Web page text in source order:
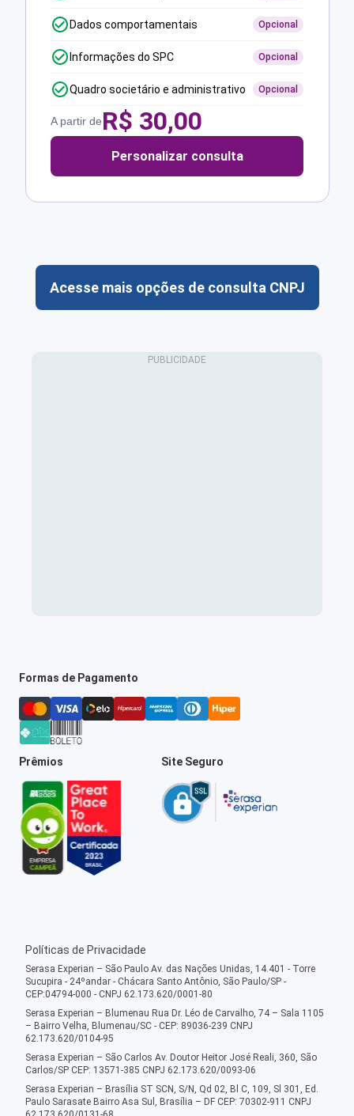
Dados comportamentais Opcional
Informações do SPC Opcional
Quadro societário e administrativo Opcional
A partir deR$ 30,00
Personalizar consulta
Acesse mais opções de consulta CNPJ
Formas de Pagamento
Prêmios Site Seguro
Políticas de Privacidade
Serasa Experian – São Paulo Av. das Nações Unidas, 14.401 - Torre
Sucupira - 24ºandar - Chácara Santo Antônio, São Paulo/SP -
CEP:04794-000 - CNPJ 62.173.620/0001-80
Serasa Experian – Blumenau Rua Dr. Léo de Carvalho, 74 – Sala 1105
– Bairro Velha, Blumenau/SC - CEP: 89036-239 CNPJ
62.173.620/0104-95
Serasa Experian – São Carlos Av. Doutor Heitor José Reali, 360, São
Carlos/SP CEP: 13571-385 CNPJ 62.173.620/0093-06
Serasa Experian – Brasília ST SCN, S/N, Qd 02, Bl C, 109, Sl 301, Ed.
Paulo Sarasate Bairro Asa Sul, Brasília – DF CEP: 70302-911 CNPJ